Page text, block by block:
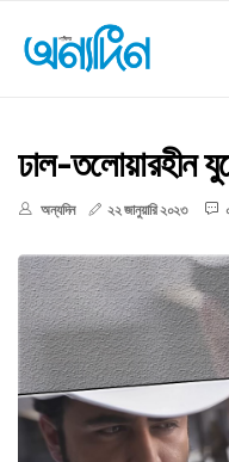
ঢাল-তলোয়ারহীন
অন্যদিন ২২ জানুয়ারি ২০২৩